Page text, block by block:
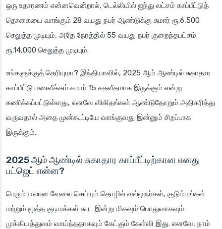
ஒரு உதாரணம் என்னவென்றால், டெல்லியில் ஐந்து லட்சம் காப்பீட்டுத்
தொகையை வாங்கும் 28 வயது நபர் ஆண்டுக்கு சுமார் ரூ.6,500
செலுத்த முடியும், அதே நேரத்தில் 55 வயது நபர் குறைந்தபட்சம்
ரூ.14,000 செலுத்த முடியும்.
உங்களுக்குத் தெரியுமா? இந்தியாவில், 2025 ஆம் ஆண்டில் சுகாதார
காப்பீட்டு பணவீக்கம் சுமார் 15 சதவீதமாக இருக்கும் என்று
கணிக்கப்பட்டுள்ளது, எனவே விகிதங்கள் ஆண்டுதோறும் அதிகரித்து
வருவதால் அதை முன்கூட்டியே வாங்குவது இன்னும் சிறப்பாக
இருக்கும்.
2025 ஆம் ஆண்டில் சுகாதார காப்பீட்டிற்கான எனது
பட்ஜெட் என்ன?
பெரும்பாலான வேலை செய்யும் தொழில் வல்லுநர்கள், குடும்பங்கள்
மற்றும் மூத்த குடிமக்கள் கூட இன்று மிகவும் பொதுவாகவும்
முக்கியத்துவம் வாய்ந்ததாகவும் கேட்கும் கேள்வி இது. எனவே, நாம்